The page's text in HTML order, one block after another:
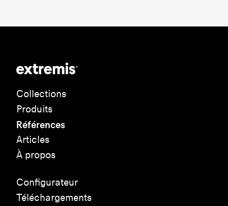
Collections
Produits
Références
Articles
À propos
Configurateur
Téléchargements